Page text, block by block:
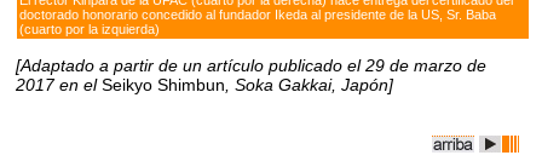
doctorado honorario concedido al fundador Ikeda al presidente de la US, Sr. Baba
(cuarto por la izquierda)
[Adaptado a partir de un artículo publicado el 29 de marzo de
2017 en elSeikyo Shimbun , Soka Gakkai, Japón]